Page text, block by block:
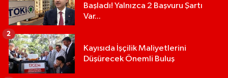
Başladı! Yalnızca 2 Başvuru Şartı
Var...
Kayısıda İşçilik Maliyetlerini
Düşürecek Önemli Buluş
2